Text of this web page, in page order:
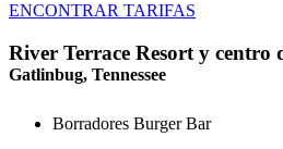
ENCONTRAR TARIFAS
River Terrace Resort y centro
Gatlinbug, Tennessee
Borradores Burger Bar